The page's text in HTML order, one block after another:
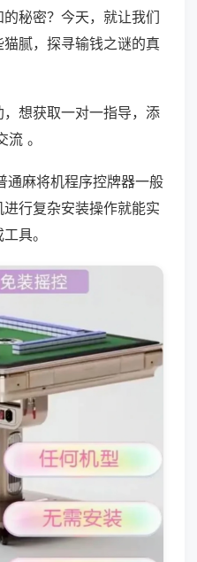
秘密？今天，就让我们
腻，探寻输钱之谜的真
想获取一对一指导，添
。
通麻将机程序控牌器一般
行复杂安装操作就能实
具。